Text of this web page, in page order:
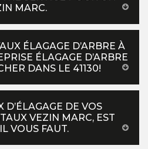
MARC.
ÉLAGAGE D’ARBRE À
ÉLAGAGE D’ARBRE
DANS LE 41130!
D’ÉLAGAGE DE VOS
VEZIN MARC, EST
VOUS FAUT.